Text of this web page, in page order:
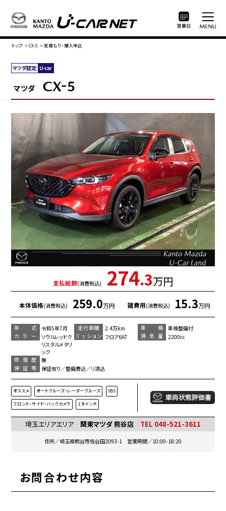
トップ > CX-5 > 見積もり・購入申込
マツダ CX-5
支払総額(消費税込) 274.3万円
本体価格(消費税込) 259.0万円 諸費用(消費税込) 15.3万円
年 式 令和5年7月 走行距離 2.4万km 車 検
車検整備付
カラー
ソウルレッドク
リスタルメタリ
ック
ミッション フロア6AT 排気量 2200cc
修復歴
無
保証等
保証有り／整備費込／リ済込
オススメ オートクルーズ・レーダークルーズ SBS
フロント・サイド・バックカメラ １９インチ
埼玉エリアエリア 関東マツダ 熊谷店 TEL 048-521-3611
住所／埼玉県熊谷市佐谷田2093-1 営業時間／10:00-18:20
お問合わせ内容